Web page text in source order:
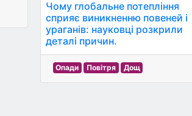
Чому глобальне потепління
сприяє виникненню повеней і
ураганів: науковці розкрили
деталі причин.
Опади Повітря Дощ